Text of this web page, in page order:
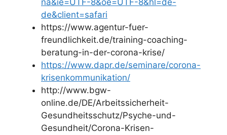
na&ie=UTF-8&oe=UTF-8&hl=de-
de&client=safari
https://www.agentur-fuer-
freundlichkeit.de/training-coaching-
beratung-in-der-corona-krise/
https://www.dapr.de/seminare/corona-
krisenkommunikation/
http://www.bgw-
online.de/DE/Arbeitssicherheit-
Gesundheitsschutz/Psyche-und-
Gesundheit/Corona-Krisen-